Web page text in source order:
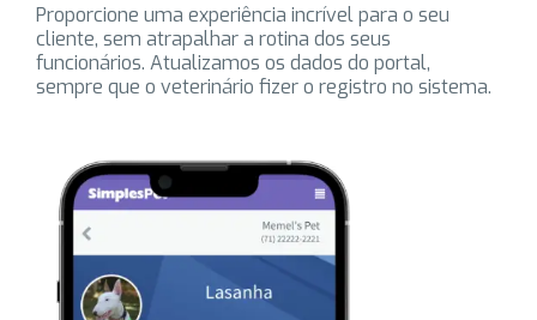
Proporcione uma experiência incrível para o seu
cliente, sem atrapalhar a rotina dos seus
funcionários. Atualizamos os dados do portal,
sempre que o veterinário fizer o registro no sistema.